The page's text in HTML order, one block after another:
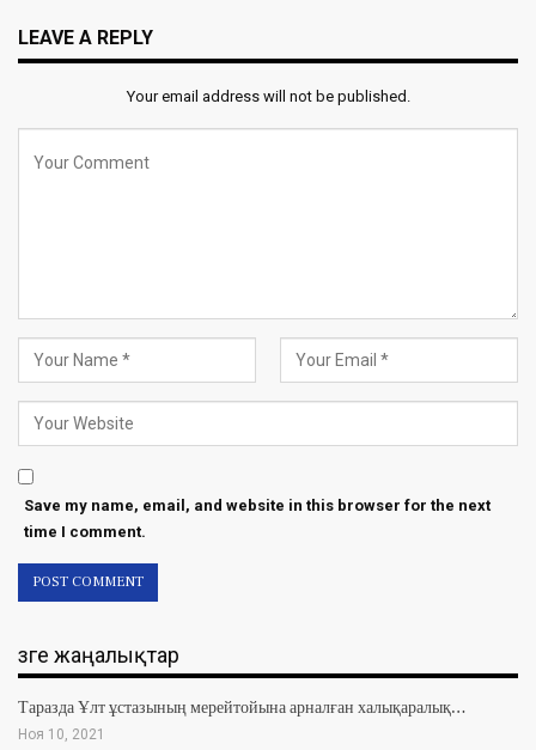
LEAVE A REPLY
Your email address will not be published.
Save my name, email, and website in this browser for the next
time I comment.
Өзге жаңалықтар
Таразда Ұлт ұстазының мерейтойына арналған халықаралық…
Ноя 10, 2021